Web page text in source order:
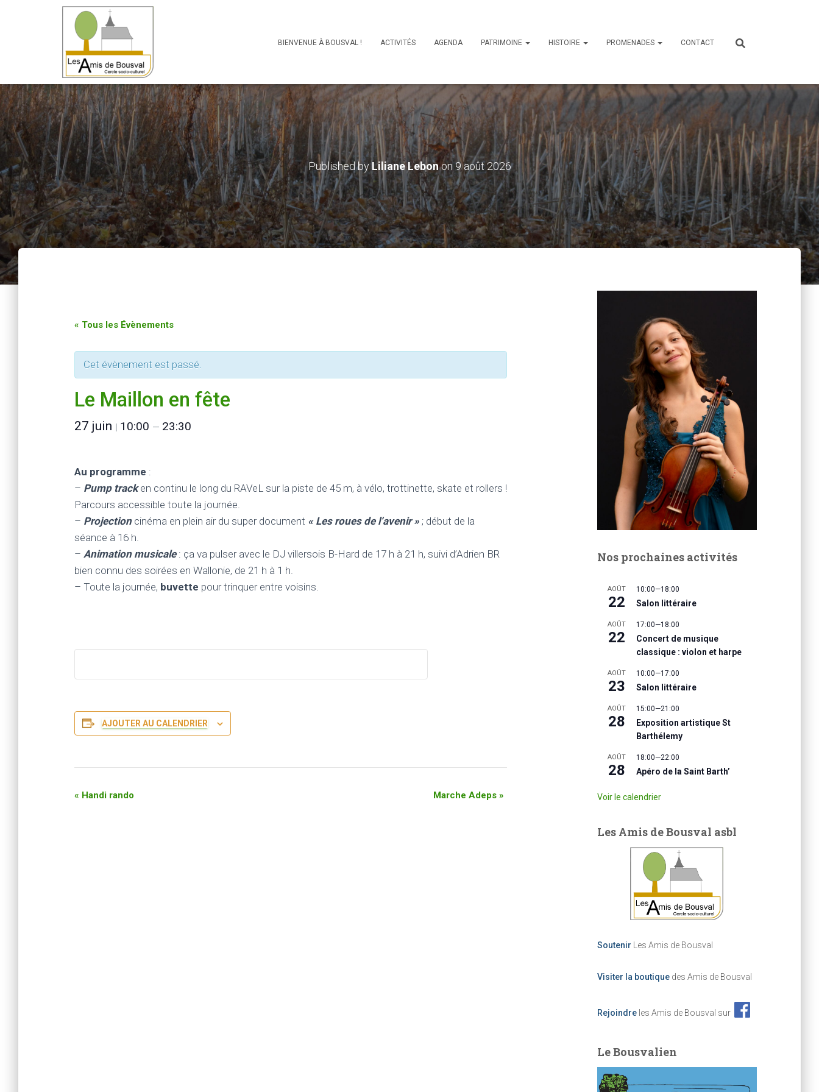
BIENVENUE À BOUSVAL ! ACTIVITÉS AGENDA PATRIMOINE HISTOIRE PROMENADES CONTACT
Published byLiliane Lebonon9 août 2026
« Tous les Évènements
Cet évènement est passé.
Le Maillon en fête
27 juin | 10:00 — 23:30
Au programme :
– Pump tracken continu le long du RAVeL sur la piste de 45 m, à vélo, trottinette, skate et rollers !
Parcours accessible toute la journée.
– Projectioncinéma en plein air du super document « Les roues de l’avenir » ; début de la
séance à 16 h.
– Animation musicale: ça va pulser avec le DJ villersois B-Hard de 17 h à 21 h, suivi d’Adrien BR
bien connu des soirées en Wallonie, de 21 h à 1 h.
– Toute la journée, buvette pour trinquer entre voisins.
AJOUTER AU CALENDRIER
N
« Handi rando Marche Adeps »
Nos prochaines activités
AOÛT
22
10:00—18:00
Salon littéraire
AOÛT
22
17:00—18:00
Concert de musique
classique : violon et harpe
AOÛT
23
10:00—17:00
Salon littéraire
AOÛT
28
15:00—21:00
Exposition artistique St
Barthélemy
AOÛT
28
18:00—22:00
Apéro de la Saint Barth’
Voir le calendrier
Les Amis de Bousval asbl
Soutenir Les Amis de Bousval
Visiter la boutiquedes Amis de Bousval
Rejoindreles Amis de Bousval sur
Le Bousvalien